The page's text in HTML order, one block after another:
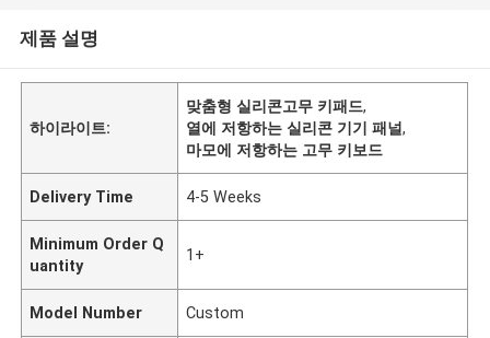
제품 설명
하이라이트:
맞춤형 실리콘고무 키패드,
열에 저항하는 실리콘 기기 패널,
마모에 저항하는 고무 키보드
Delivery Time 4-5 Weeks
Minimum Order Q
uantity
1+
Model Number Custom